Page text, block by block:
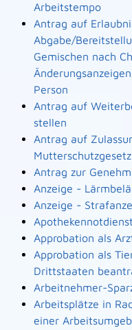
Arbeitstempo
Antrag auf
Abgabe/
Gemischen nach
Person
Antrag auf
stellen
Antrag auf
Mutterschutzgesetz
Antrag zur
Anzeige -
Anzeige -
Approbation als
Approbation als
Drittstaaten
Arbeitnehmer-
Arbeitsplätze in
einer